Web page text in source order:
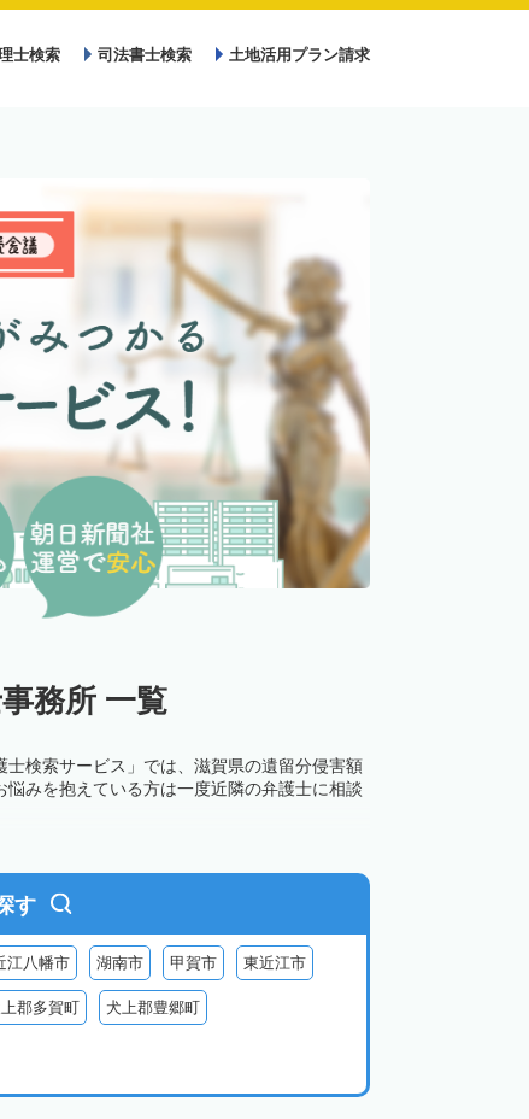
士検索 司法書士検索 土地活用プラン請求
務所 一覧
検索サービス」では、滋賀県の遺留分侵害額
みを抱えている方は一度近隣の弁護士に相談
す
江八幡市 湖南市 甲賀市 東近江市
郡多賀町 犬上郡豊郷町